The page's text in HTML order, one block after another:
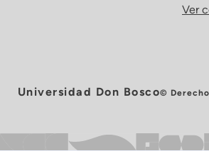
Ver
Universidad Don Bosco©